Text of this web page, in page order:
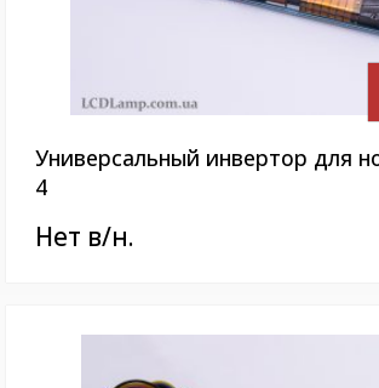
Универсальный инвертор для
4
Нет в/н.